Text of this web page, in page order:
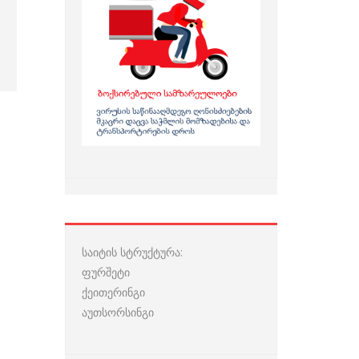
საიტის სტრუქტურა:
ფურშეტი
ქეითერინგი
აუთსორსინგი